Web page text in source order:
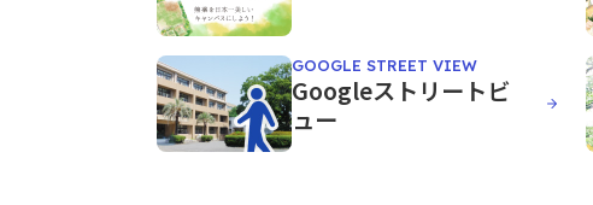
GOOGLE STREET VIEW
Googleストリートビ
ュー